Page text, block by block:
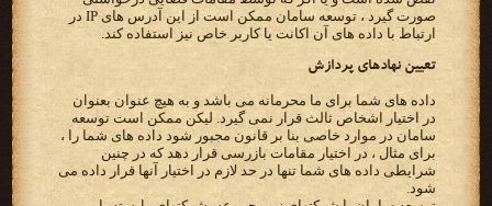
صورت گیرد ، توسعه سامان ممکن است از این آدرس های IP در
ارتباط با داده های آن اکانت یا کاربر خاص نیز استفاده کند.
تعیین نهادهای پردازش
داده های شما برای ما محرمانه می باشد و به هیچ عنوان بعنوان
در اختیار اشخاص ثالث قرار نمی گیرد. لیکن ممکن است توسعه
سامان در موارد خاصی بنا بر قانون مجبور شود داده های شما را ،
برای مثال ، در اختیار مقامات بازرسی قرار دهد که در چنین
شرایطی داده های شما تنها در حد لازم در اختیار آنها قرار داده می
شود.